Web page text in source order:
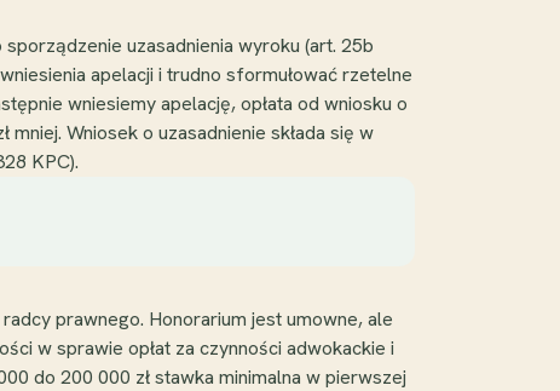
uzasadnienia wyroku (art. 25b
apelacji i trudno sformułować rzetelne
wniesiemy apelację, opłata od wniosku o
Wniosek o uzasadnienie składa się w
KPC).
prawnego. Honorarium jest umowne, ale
w sprawie opłat za czynności adwokackie i
do 200 000 zł stawka minimalna w pierwszej